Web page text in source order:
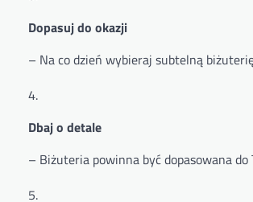
Dopasuj do okazji
– Na co dzień wybieraj subtelną
Dbaj o detale
– Biżuteria powinna być dopasowana